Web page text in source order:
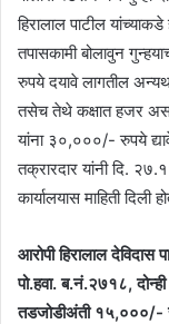
हिरालाल पाटील
तपासकामी बोलावुन
रुपये दयावे लागतील
तसेच तेथे कक्षात हजर
यांना ३०,०००/- रुपये
तक्रारदार यांनी दि.
कार्यालयास माहिती दिली
आरोपी हिरालाल देविदास
पो.हवा. ब.नं.२७१८,
तडजोडीअंती १५,०००/-